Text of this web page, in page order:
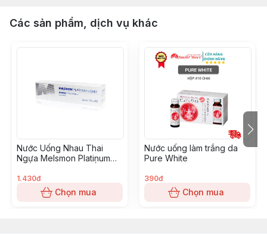
Các sản phẩm, dịch vụ khác
Nước Uống Nhau Thai
Ngựa Melsmon Platinum
10ml
1.430đ
Chọn mua
Nước uống làm trắng da
Pure White
390đ
Chọn mua